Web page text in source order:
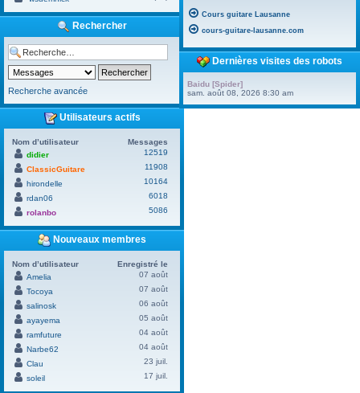
Rechercher
Recherche avancée
Utilisateurs actifs
Nom d’utilisateur
Messages
didier
12519
ClassicGuitare
11908
hirondelle
10164
rdan06
6018
rolanbo
5086
Nouveaux membres
Nom d’utilisateur
Enregistré le
Amelia
07 août
Tocoya
07 août
salinosk
06 août
ayayema
05 août
ramfuture
04 août
Narbe62
04 août
Clau
23 juil.
soleil
17 juil.
Cours guitare Lausanne
cours-guitare-lausanne.com
Dernières visites des robots
Baidu [Spider]
sam. août 08, 2026 8:30 am